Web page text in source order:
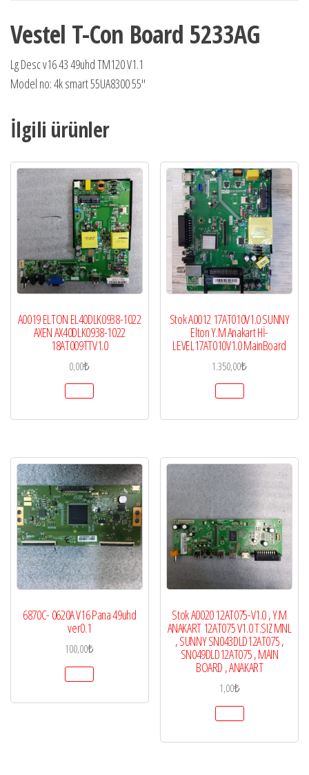
Vestel T-Con Board 5233AG
Lg Desc v16 43 49uhd TM120 V1.1
Model no: 4k smart 55UA8300 55″
İlgili ürünler
A0019 ELTON EL40DLK0938-1022
AXEN AX40DLK0938-1022
18AT009TTV1.0
0,00₺
Stok A0012 17AT010V1.0 SUNNY
Elton Y.M Anakart Hİ-
LEVEL17AT010V1.0 MainBoard
1.350,00₺
6870C- 0620A V16 Pana 49uhd
ver0.1
100,00₺
Stok A0020 12AT075-V1.0 , Y.M
ANAKART 12AT075 V1.0 T.SIZ MNL
, SUNNY SN043DLD12AT075 ,
SN049DLD12AT075 , MAIN
BOARD , ANAKART
1,00₺